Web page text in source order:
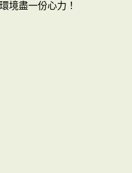
境盡一份心力！